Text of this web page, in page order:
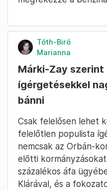
Tóth-Biró
Marianna
Márki-Zay
ígérgetésekkel
bánni
Csak felelősen lehet
felelőtlen populista
nemcsak az Orbán-
előtti
százalékos áfa
Klárával, és a